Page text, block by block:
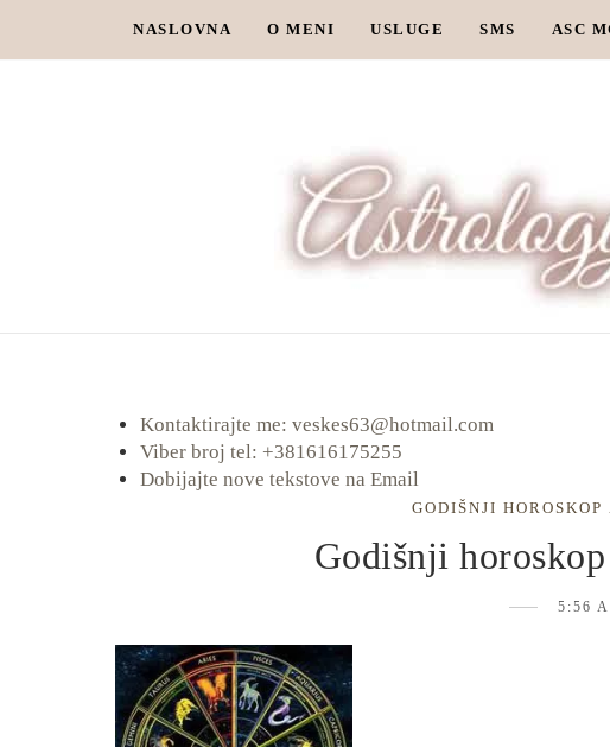
NASLOVNA O MENI USLUGE SMS ASC
Kontaktirajte me: veskes63@hotmail.com
Viber broj tel: +381616175255
Dobijajte nove tekstove na Email
GODIŠNJI
Godišnji
5:56